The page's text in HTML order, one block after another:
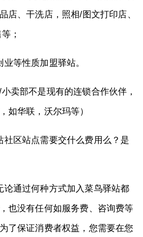
店、干洗店，照相/图文打印店、
；
等性质加盟驿站。
小卖部不是现有的连锁合作伙伴，
如华联，沃尔玛等）
社区站点需要交什么费用么？是
论通过何种方式加入菜鸟驿站都
也没有任何如服务费、咨询费等
了保证消费者权益，您需要在您